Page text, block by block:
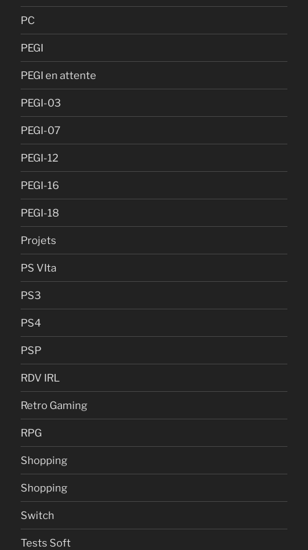
PC
PEGI
PEGI en attente
PEGI-03
PEGI-07
PEGI-12
PEGI-16
PEGI-18
Projets
PS VIta
PS3
PS4
PSP
RDV IRL
Retro Gaming
RPG
Shopping
Shopping
Switch
Tests Soft